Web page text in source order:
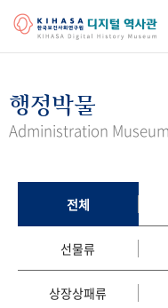
걸어온 길 기관 변천사
정책과 연구 키워드로
간행물 변천사
기록물 아카이브
행정박물
Administration Museum
전체
선물류
상장상패류